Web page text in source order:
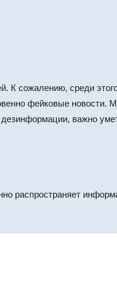
К сожалению, среди
фейковые новости.
важно
распространяет